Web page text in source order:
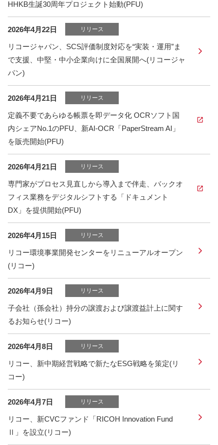
HHKB生誕30周年プロジェクト始動(PFU)
2026年4月22日 リリース
リコージャパン、SCS評価制度対応を“実装・運用”ま
で支援、中堅・中小企業向けに全国展開へ(リコージャ
パン)
2026年4月21日 リリース
定義不要であらゆる帳票を即データ化 OCRソフト国
内シェアNo.1のPFU、新AI-OCR「PaperStream AI」
を販売開始(PFU)
2026年4月21日 リリース
専門家がプロセス見直しから導入まで伴走、バックオ
フィス業務をデジタルシフトする「ドキュメント
DX」を提供開始(PFU)
2026年4月15日 リリース
リコー環境事業開発センターをリニューアルオープン
(リコー)
2026年4月9日 リリース
子会社（孫会社）持分の譲渡および譲渡益計上に関す
るお知らせ(リコー)
2026年4月8日 リリース
リコー、新中期経営戦略で新たなESG戦略を策定(リ
コー)
2026年4月7日 リリース
リコー、新CVCファンド「RICOH Innovation Fund
Ⅱ」を設立(リコー)